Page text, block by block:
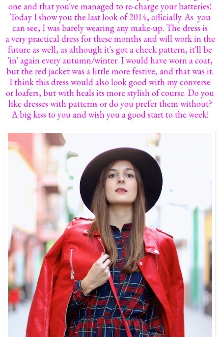
one and that you've managed to re-charge your batteries!
Today I show you the last look of 2014, officially. As you
can see, I was barely wearing any make-up. The dress is
a very practical dress for these months and will work in the
future as well, as although it's got a check pattern, it'll be
'in' again every autumn/winter. I would have worn a coat,
but the red jacket was a little more festive, and that was it.
I think this dress would also look good with my converse
or loafers, but with heals its more stylish of course. Do you
like dresses with patterns or do you prefer them without?
A big kiss to you and wish you a good start to the week!